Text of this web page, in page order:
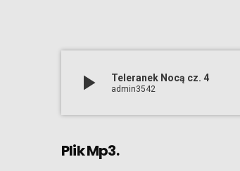
play_arrow Teleranek Nocą cz. 4
admin3542
Plik Mp3.